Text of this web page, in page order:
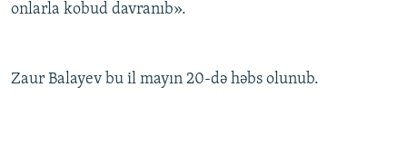
onlarla kobud davranıb».
Zaur Balayev bu il mayın 20-də həbs olunub.